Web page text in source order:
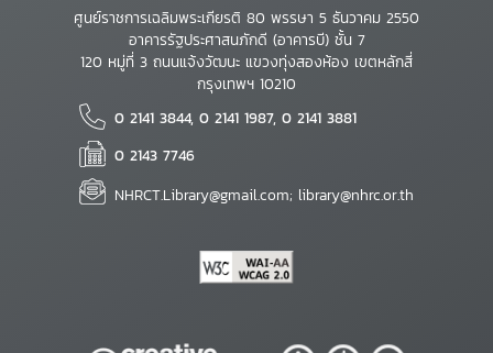
ศูนย์ราชการเฉลิมพระเกียรติ 80 พรรษา 5 ธันวาคม 2550
อาคารรัฐประศาสนภักดี (อาคารบี) ชั้น 7
120 หมู่ที่ 3 ถนนแจ้งวัฒนะ แขวงทุ่งสองห้อง เขตหลักสี่
กรุงเทพฯ 10210
0 2141 3844, 0 2141 1987, 0 2141 3881
0 2143 7746
NHRCT.Library@gmail.com; library@nhrc.or.th